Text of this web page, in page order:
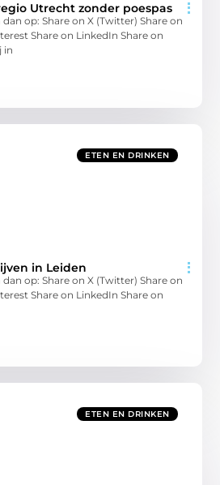
Utrecht zonder poespas
op: Share on X (Twitter) Share on
Share on LinkedIn Share on
in
ETEN EN DRINKEN
in Leiden
op: Share on X (Twitter) Share on
Share on LinkedIn Share on
ETEN EN DRINKEN